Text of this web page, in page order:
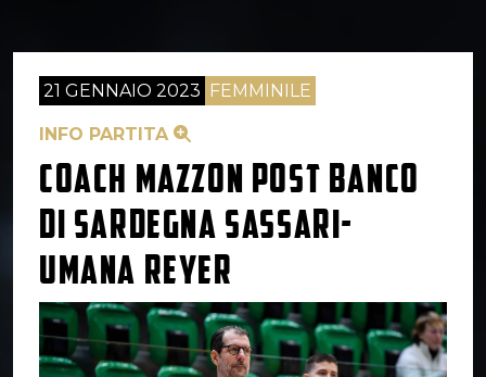
21 GENNAIO 2023 FEMMINILE
INFO PARTITA
COACH MAZZON POST BANCO
DI SARDEGNA SASSARI-
UMANA REYER